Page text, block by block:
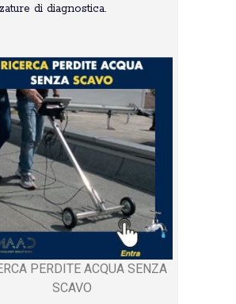
di diagnostica.
PERDITE ACQUA SENZA
SCAVO